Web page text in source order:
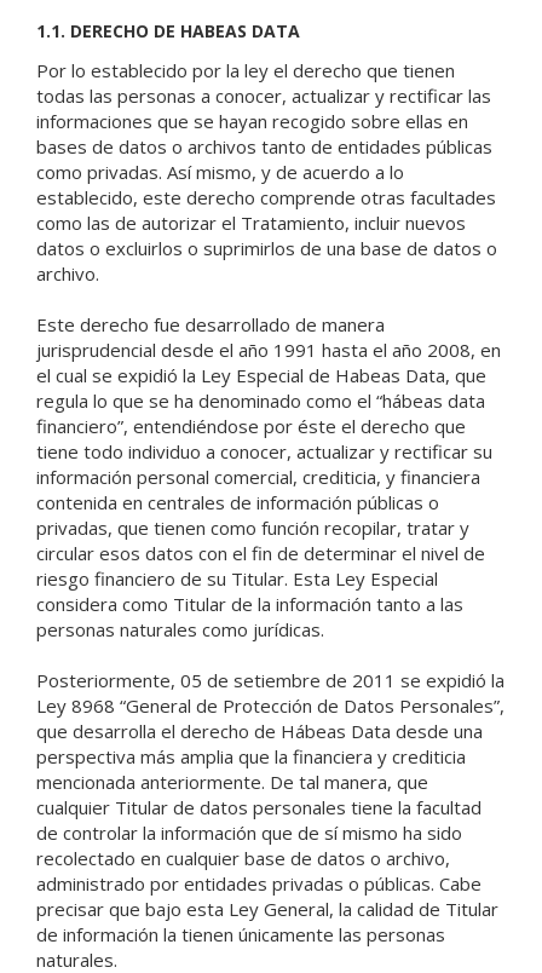
1.1. DERECHO DE HABEAS DATA
Por lo establecido por la ley el derecho que tienen
todas las personas a conocer, actualizar y rectificar las
informaciones que se hayan recogido sobre ellas en
bases de datos o archivos tanto de entidades públicas
como privadas. Así mismo, y de acuerdo a lo
establecido, este derecho comprende otras facultades
como las de autorizar el Tratamiento, incluir nuevos
datos o excluirlos o suprimirlos de una base de datos o
archivo.
Este derecho fue desarrollado de manera
jurisprudencial desde el año 1991 hasta el año 2008, en
el cual se expidió la Ley Especial de Habeas Data, que
regula lo que se ha denominado como el “hábeas data
financiero”, entendiéndose por éste el derecho que
tiene todo individuo a conocer, actualizar y rectificar su
información personal comercial, crediticia, y financiera
contenida en centrales de información públicas o
privadas, que tienen como función recopilar, tratar y
circular esos datos con el fin de determinar el nivel de
riesgo financiero de su Titular. Esta Ley Especial
considera como Titular de la información tanto a las
personas naturales como jurídicas.
Posteriormente, 05 de setiembre de 2011 se expidió la
Ley 8968 “General de Protección de Datos Personales”,
que desarrolla el derecho de Hábeas Data desde una
perspectiva más amplia que la financiera y crediticia
mencionada anteriormente. De tal manera, que
cualquier Titular de datos personales tiene la facultad
de controlar la información que de sí mismo ha sido
recolectado en cualquier base de datos o archivo,
administrado por entidades privadas o públicas. Cabe
precisar que bajo esta Ley General, la calidad de Titular
de información la tienen únicamente las personas
naturales.